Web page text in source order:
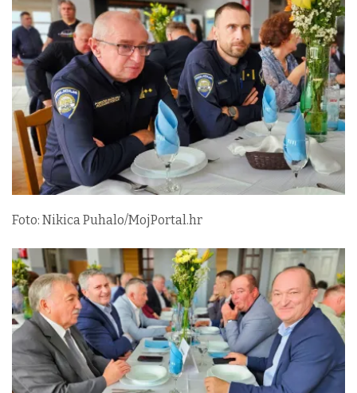
Foto: Nikica Puhalo/MojPortal.hr